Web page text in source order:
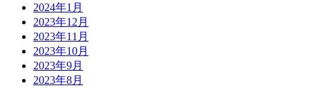
2024年1月
2023年12月
2023年11月
2023年10月
2023年9月
2023年8月